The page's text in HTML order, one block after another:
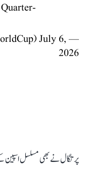
Quarter-
— FIFA World Cup (@FIFAWorldCup)
July 6,
2026
پرتگال نے بھی مسلسل اسپین